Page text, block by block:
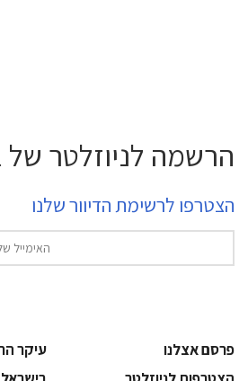
הרשמה לניוזלטר של ChiPortal
הצטרפו לרשימת הדיוור שלנו
פרסם אצלנו
עיקר